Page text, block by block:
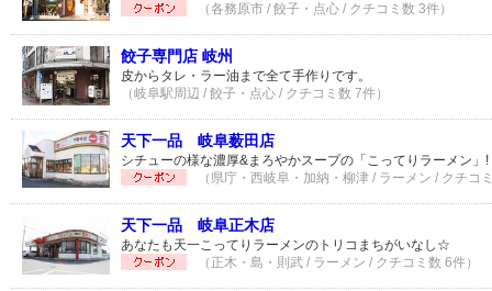
（各務原市 / 餃子・点心 / クチコミ数 3件）
餃子専門店 岐州
皮からタレ・ラー油まで全て手作りです。
（岐阜駅周辺 / 餃子・点心 / クチコミ数 7件）
天下一品 岐阜薮田店
シチューの様な濃厚&まろやかスープの「こってりラーメン」!
（県庁・西岐阜・加納・柳津 / ラーメン / クチコ
天下一品 岐阜正木店
あなたも天一こってりラーメンのトリコまちがいなし☆
（正木・島・則武 / ラーメン / クチコミ数 6件）